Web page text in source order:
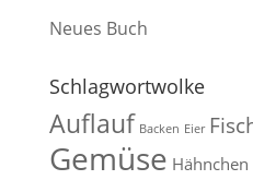
Neues Buch
Schlagwortwolke
Auflauf Backen Eier
Gemüse Hähnchen